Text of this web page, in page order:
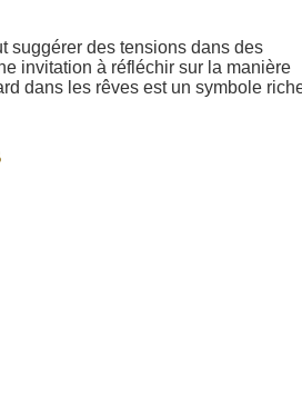
suggérer des tensions dans des
invitation à réfléchir sur la manière
dans les rêves est un symbole